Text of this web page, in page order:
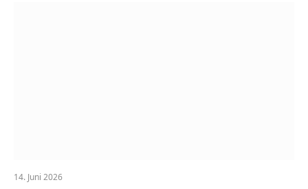
14. Juni 2026